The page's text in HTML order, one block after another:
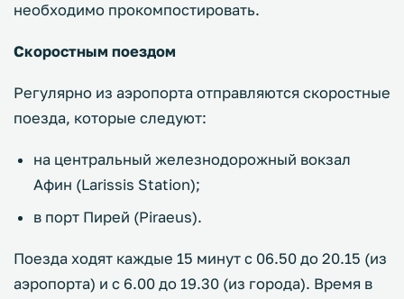
необходимо прокомпостировать.
Скоростным поездом
Регулярно из аэропорта отправляются скоростные
поезда, которые следуют:
на центральный железнодорожный вокзал
Афин (Larissis Station);
в порт Пирей (Piraeus).
Поезда ходят каждые 15 минут с 06.50 до 20.15 (из
аэропорта) и с 6.00 до 19.30 (из города). Время в